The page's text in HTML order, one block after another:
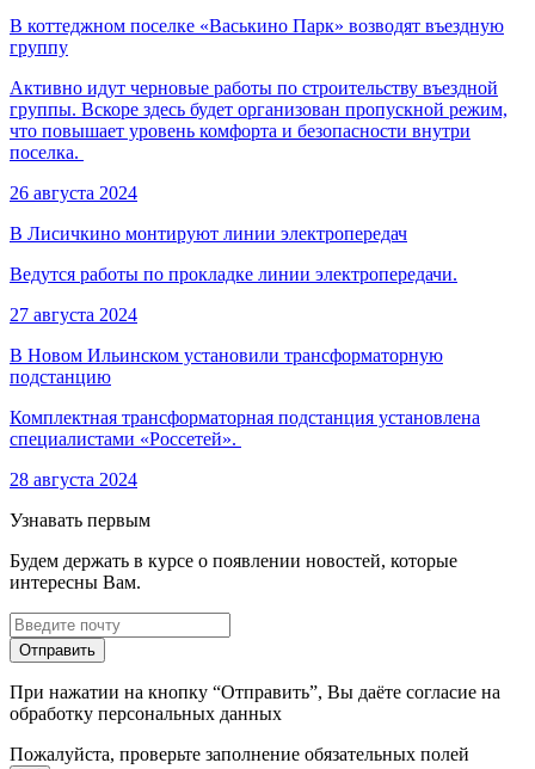
В коттеджном поселке «Васькино Парк» возводят въездную
группу
Активно идут черновые работы по строительству въездной
группы. Вскоре здесь будет организован пропускной режим,
что повышает уровень комфорта и безопасности внутри
поселка.
26 августа 2024
В Лисичкино монтируют линии электропередач
Ведутся работы по прокладке линии электропередачи.
27 августа 2024
В Новом Ильинском установили трансформаторную
подстанцию
Комплектная трансформаторная подстанция установлена
специалистами «Россетей».
28 августа 2024
Узнавать первым
Будем держать в курсе о появлении новостей, которые
интересны Вам.
Отправить
При нажатии на кнопку “Отправить”, Вы даёте согласие на
обработку персональных данных
Пожалуйста, проверьте заполнение обязательных полей